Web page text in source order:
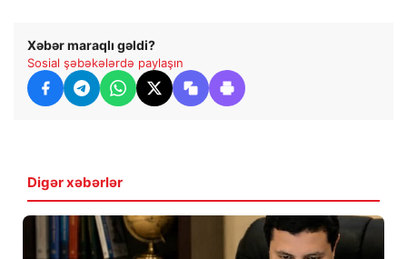
Xəbər maraqlı gəldi?
Sosial şəbəkələrdə paylaşın
Digər xəbərlər